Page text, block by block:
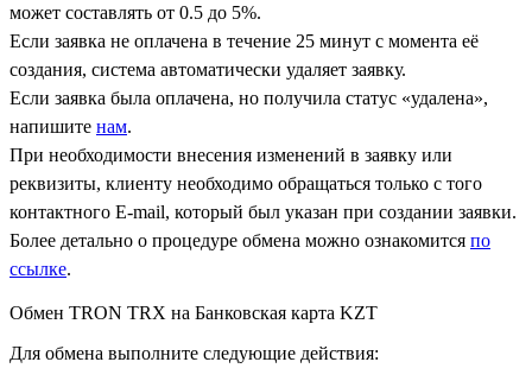
может составлять от 0.5 до 5%.
Если заявка не оплачена в течение 25 минут с момента её
создания, система автоматически удаляет заявку.
Если заявка была оплачена, но получила статус «удалена»,
напишите нам.
При необходимости внесения изменений в заявку или
реквизиты, клиенту необходимо обращаться только с того
контактного Е-mail, который был указан при создании заявки.
Более детально о процедуре обмена можно ознакомится по
ссылке.
Обмен TRON TRX на Банковская карта KZT
Для обмена выполните следующие действия: